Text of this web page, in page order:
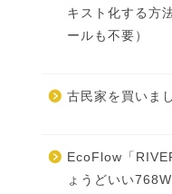
キスト化する方
ールも不要）
古民家を買いま
EcoFlow「
ょうどいい